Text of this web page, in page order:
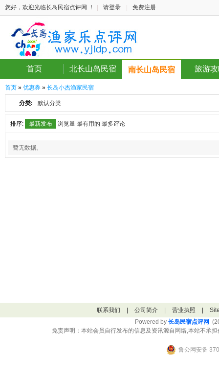
您好，欢迎光临长岛民宿点评网 ！ 请登录 免费注册
首页 北长山岛民宿 南长山岛民宿 旅游
首页 » 优惠券 » 长岛小杰渔家民宿
分类: 默认分类
排序: 最新发布 浏览量 最有用的 最多评论
暂无数据。
联系我们 公司简介 营业执照
Powered by 长岛民宿点评网
免责声明：本站会员自行发布的信息及资讯源自网络,本站不承
鲁公网安备